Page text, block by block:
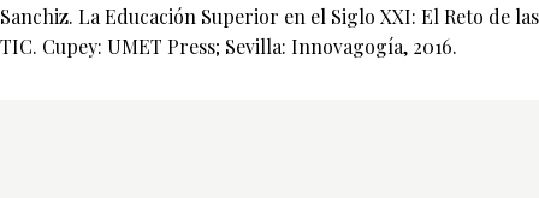
Sanchiz. La Educación Superior en el Siglo XXI: El Reto de las
TIC. Cupey: UMET Press; Sevilla: Innovagogía, 2016.